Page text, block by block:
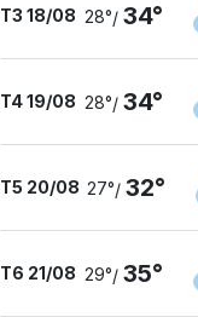
T3 18/08 28°/ 34°
T4 19/08 28°/ 34°
T5 20/08 27°/ 32°
T6 21/08 29°/ 35°